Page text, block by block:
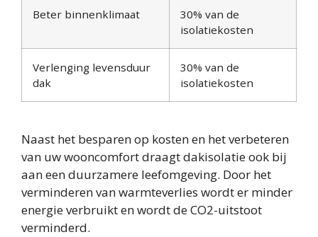
Beter binnenklimaat
30% van de
isolatiekosten
Verlenging levensduur
dak
30% van de
isolatiekosten
Naast het besparen op kosten en het verbeteren
van uw wooncomfort draagt dakisolatie ook bij
aan een duurzamere leefomgeving. Door het
verminderen van warmteverlies wordt er minder
energie verbruikt en wordt de CO2-uitstoot
verminderd.